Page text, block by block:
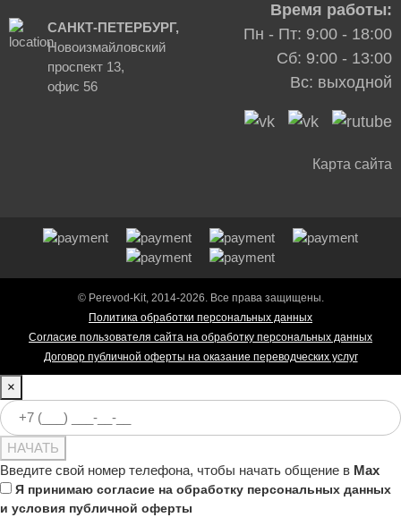
САНКТ-ПЕТЕРБУРГ,
Новоизмайловский
проспект 13,
офис 56
Время работы:
Пн - Пт: 9:00 - 18:00
Сб: 9:00 - 13:00
Вс: выходной
Карта сайта
© Perevod-Kit, 2014-2026. Все права защищены.
Политика обработки персональных данных
Согласие пользователя сайта на обработку персональных данных
Договор публичной оферты на оказание переводческих услуг
×
НАЧАТЬ
Введите свой номер телефона, чтобы начать общение в Max
Я принимаю согласие на обработку персональных данных
и условия публичной оферты